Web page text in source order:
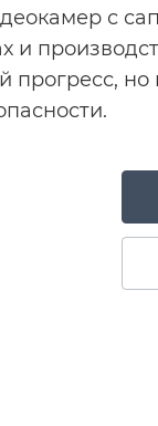
с
и
прогресс, но